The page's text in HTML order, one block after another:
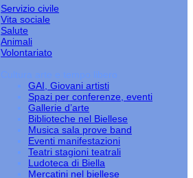
Servizio civile
Vita sociale
Salute
Animali
Volontariato
Cultura arte e tempo libero
GAI, Giovani artisti
Spazi per conferenze, eventi
Gallerie d’arte
Biblioteche nel Biellese
Musica sala prove band
Eventi manifestazioni
Teatri stagioni teatrali
Ludoteca di Biella
Mercatini nel biellese